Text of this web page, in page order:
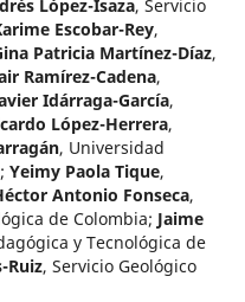
López-Isaza, Servicio
Escobar-Rey,
Patricia Martínez-Díaz,
Ramírez-Cadena,
Idárraga-García,
López-Herrera,
, Universidad
; Yeimy Paola Tique,
Antonio Fonseca,
de Colombia; Jaime
y Tecnológica de
Ruiz, Servicio Geológico